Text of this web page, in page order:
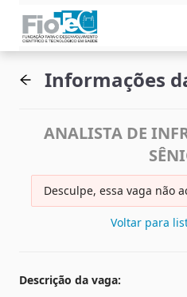
Informações
ANALISTA DE
Desculpe, essa vaga não
Voltar para
Descrição da vaga: